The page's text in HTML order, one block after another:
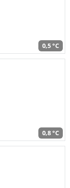
0,5 °C
0,8 °C